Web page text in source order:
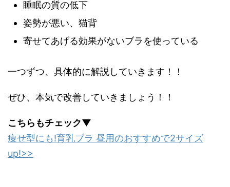
睡眠の質の低下
姿勢が悪い、猫背
寄せてあげる効果がないブラを使っている
一つずつ、具体的に解説していきます！！
ぜひ、本気で改善していきましょう！！
こちらもチェック▼
痩せ型にも!育乳ブラ 昼用のおすすめで2サイズ
up!>>